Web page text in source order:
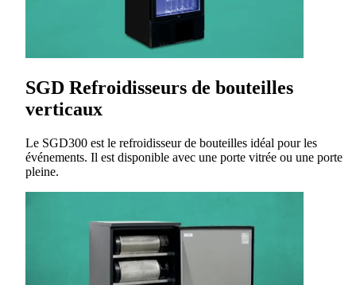
SGD Refroidisseurs de bouteilles
verticaux
Le SGD300 est le refroidisseur de bouteilles idéal pour les
événements. Il est disponible avec une porte vitrée ou une porte
pleine.